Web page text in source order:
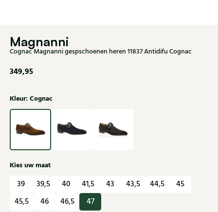
Magnanni
Cognac Magnanni gespschoenen heren 11837 Antidifu Cognac
349,95
Kleur: Cognac
Kies uw maat
39 39,5 40 41,5 43 43,5 44,5
45
45,5
46 46,5 47